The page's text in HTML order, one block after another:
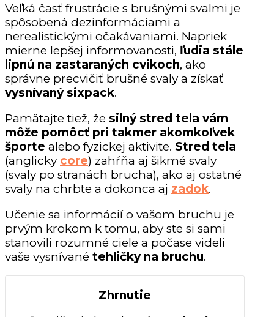
Veľká časť frustrácie s brušnými svalmi je
spôsobená dezinformáciami a
nerealistickými očakávaniami. Napriek
mierne lepšej informovanosti, ľudia stále
lipnú na zastaraných cvikoch, ako
správne precvičiť brušné svaly a získať
vysnívaný sixpack.
Pamätajte tiež, že silný stred tela vám
môže pomôcť pri takmer akomkoľvek
športe alebo fyzickej aktivite. Stred tela
(anglicky core) zahŕňa aj šikmé svaly
(svaly po stranách brucha), ako aj ostatné
svaly na chrbte a dokonca aj zadok.
Učenie sa informácií o vašom bruchu je
prvým krokom k tomu, aby ste si sami
stanovili rozumné ciele a počase videli
vaše vysnívané tehličky na bruchu.
Zhrnutie